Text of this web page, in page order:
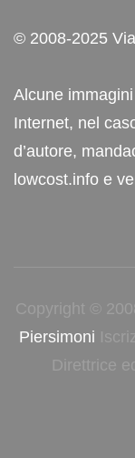
© 2008-2025
Alcune
Internet, nel
d’autore,
lowcost.info e
Copyright ©
Piersimoni
Direttrice